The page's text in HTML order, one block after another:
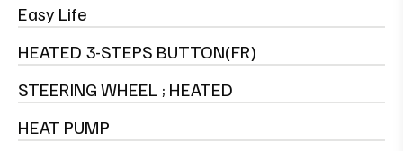
Easy Life
HEATED 3-STEPS BUTTON(FR)
STEERING WHEEL ; HEATED
HEAT PUMP